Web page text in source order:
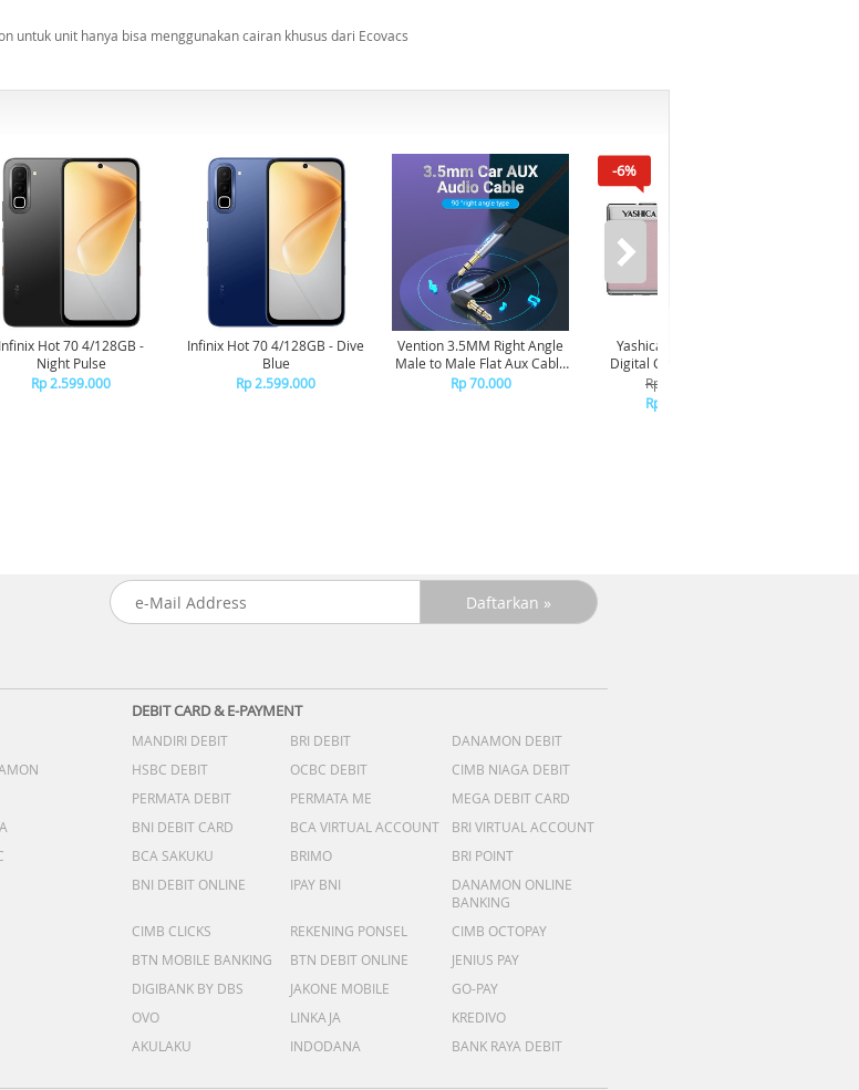
untuk unit hanya bisa menggunakan cairan khusus dari Ecovacs
Infinix Hot 70 4/128GB -
Night Pulse
Rp 2.599.000
Infinix Hot 70 4/128GB - Dive
Blue
Rp 2.599.000
Vention 3.5MM Right Angle
Male to Male Flat Aux Cable
1M - Gray Aluminum Alloy
Rp 70.000
-6%
Yashica Tank Compact
Digital Camera 115757 -
Pink Marshmallow
Rp 1.799.000
Rp 1.699.000
DEBIT CARD & E-PAYMENT
MANDIRI DEBIT BRI DEBIT
DANAMON DEBIT
HSBC DEBIT
OCBC DEBIT
CIMB NIAGA DEBIT
PERMATA DEBIT
PERMATA ME
MEGA DEBIT CARD
BNI DEBIT CARD
BCA VIRTUAL ACCOUNT
BRI VIRTUAL ACCOUNT
BCA SAKUKU
BRIMO
BRI POINT
BNI DEBIT ONLINE
IPAY BNI
DANAMON ONLINE
BANKING
CIMB CLICKS
REKENING PONSEL
CIMB OCTOPAY
BTN MOBILE BANKING
BTN DEBIT ONLINE
JENIUS PAY
DIGIBANK BY DBS
JAKONE MOBILE
GO-PAY
OVO
LINKAJA
KREDIVO
AKULAKU
INDODANA BANK RAYA DEBIT